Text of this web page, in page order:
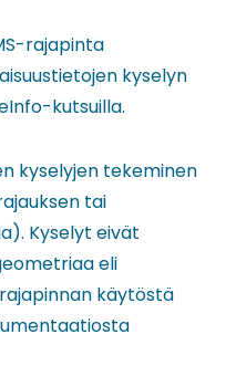
rajapinta
kyselyn
kutsuilla.
kyselyjen tekeminen
tai
Kyselyt eivät
eli
käytöstä